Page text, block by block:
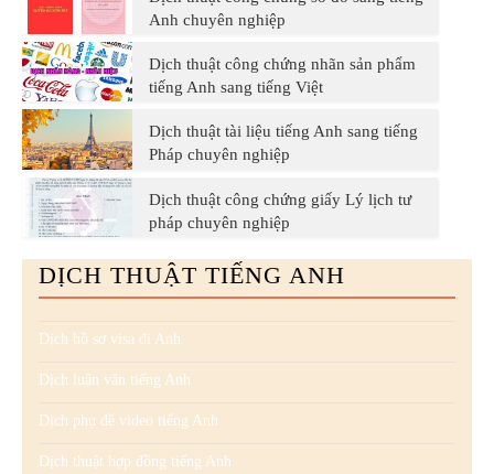
Anh chuyên nghiệp
Dịch thuật công chứng nhãn sản phẩm
tiếng Anh sang tiếng Việt
Dịch thuật tài liệu tiếng Anh sang tiếng
Pháp chuyên nghiệp
Dịch thuật công chứng giấy Lý lịch tư
pháp chuyên nghiệp
DỊCH THUẬT TIẾNG ANH
Dịch hồ sơ visa đi Anh
Dịch luận văn tiếng Anh
Dịch phụ đề video tiếng Anh
Dịch thuật hợp đồng tiếng Anh